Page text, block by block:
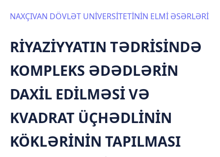
NAXÇIVAN DÖVLƏT UNİVERSİTETİNİN ELMİ ƏSƏRLƏRİ
RİYAZİYYATIN TƏDRİSİNDƏ
KOMPLEKS ƏDƏDLƏRİN
DAXİL EDİLMƏSİ VƏ
KVADRAT ÜÇHƏDLİNİN
KÖKLƏRİNİN TAPILMASI